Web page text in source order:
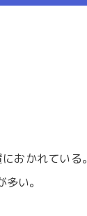
におかれている。
多い。